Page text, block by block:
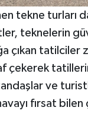
tekne
teknelerin
çıkan
ve
fırsat bilen